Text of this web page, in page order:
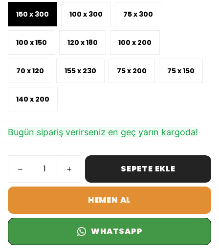
150 x 300 100 x 300 75 x 300
100 x 150 120 x 180 100 x 200
70 x 120 155 x 230 75 x 200 75 x 150
140 x 200
Bugün sipariş verirseniz en geç yarın kargoda!
SEPETE EKLE
HEMEN AL
WHATSAPP